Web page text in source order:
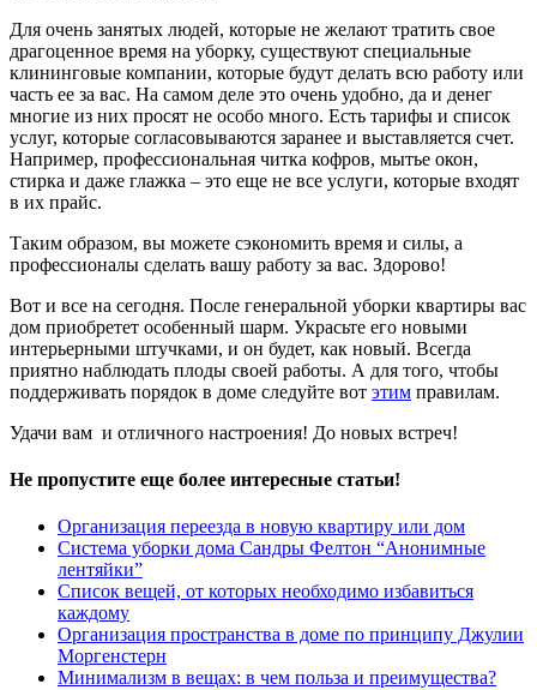
Для очень занятых людей, которые не желают тратить свое
драгоценное время на уборку, существуют специальные
клининговые компании, которые будут делать всю работу или
часть ее за вас. На самом деле это очень удобно, да и денег
многие из них просят не особо много. Есть тарифы и список
услуг, которые согласовываются заранее и выставляется счет.
Например, профессиональная читка кофров, мытье окон,
стирка и даже глажка – это еще не все услуги, которые входят
в их прайс.
Таким образом, вы можете сэкономить время и силы, а
профессионалы сделать вашу работу за вас. Здорово!
Вот и все на сегодня. После генеральной уборки квартиры вас
дом приобретет особенный шарм. Украсьте его новыми
интерьерными штучками, и он будет, как новый. Всегда
приятно наблюдать плоды своей работы. А для того, чтобы
поддерживать порядок в доме следуйте вот этим правилам.
Удачи вам и отличного настроения! До новых встреч!
Не пропустите еще более интересные статьи!
Организация переезда в новую квартиру или дом
Система уборки дома Сандры Фелтон “Анонимные
лентяйки”
Список вещей, от которых необходимо избавиться
каждому
Организация пространства в доме по принципу Джулии
Моргенстерн
Минимализм в вещах: в чем польза и преимущества?